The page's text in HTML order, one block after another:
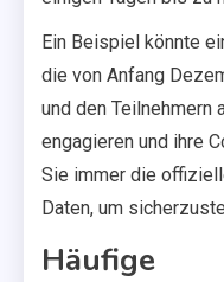
Ein Beispiel könnte
die von Anfang
und den Teilnehmern
engagieren und ihre
Sie immer die
Daten, um
Häufige